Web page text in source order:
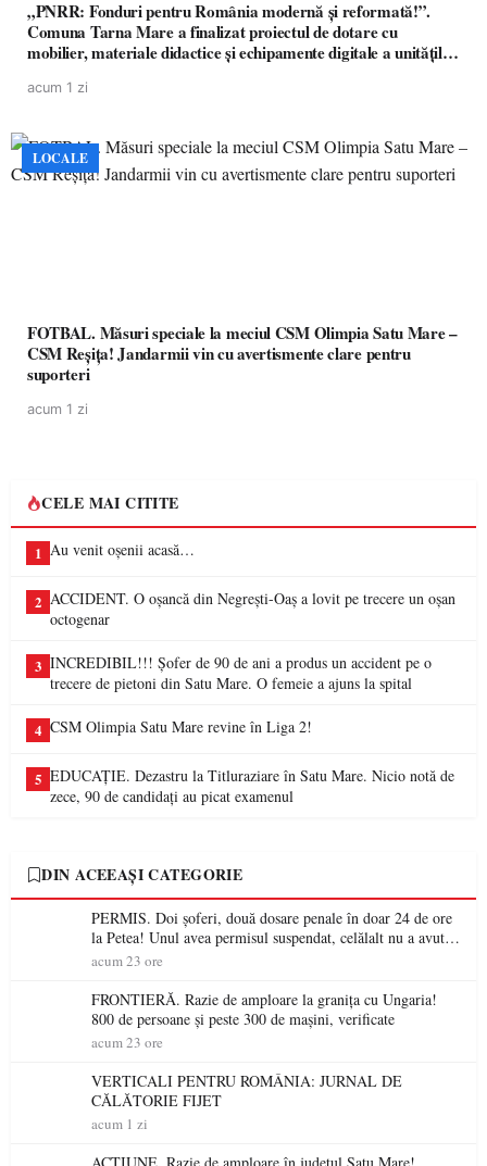
„PNRR: Fonduri pentru România modernă și reformată!”.
Comuna Tarna Mare a finalizat proiectul de dotare cu
mobilier, materiale didactice și echipamente digitale a unităților
acum 1 zi
LOCALE
FOTBAL. Măsuri speciale la meciul CSM Olimpia Satu Mare –
CSM Reșița! Jandarmii vin cu avertismente clare pentru
suporteri
acum 1 zi
CELE MAI CITITE
1 Au venit oșenii acasă…
2 ACCIDENT. O oșancă din Negrești-Oaș a lovit pe trecere un oșan
octogenar
3 INCREDIBIL!!! Șofer de 90 de ani a produs un accident pe o
trecere de pietoni din Satu Mare. O femeie a ajuns la spital
4 CSM Olimpia Satu Mare revine în Liga 2!
5 EDUCAȚIE. Dezastru la Titluraziare în Satu Mare. Nicio notă de
zece, 90 de candidați au picat examenul
DIN ACEEAȘI CATEGORIE
PERMIS. Doi șoferi, două dosare penale în doar 24 de ore
la Petea! Unul avea permisul suspendat, celălalt nu a avut
niciodată permis
acum 23 ore
FRONTIERĂ. Razie de amploare la granița cu Ungaria!
800 de persoane și peste 300 de mașini, verificate
acum 23 ore
VERTICALI PENTRU ROMÂNIA: JURNAL DE
CĂLĂTORIE FIJET
acum 1 zi